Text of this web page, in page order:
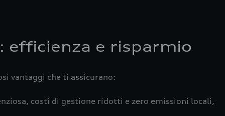
efficienza e risparmio
vantaggi che ti assicurano:
costi di gestione ridotti e zero emissioni locali,